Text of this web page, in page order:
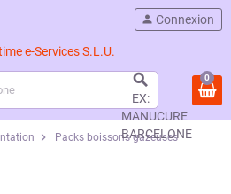

EX:
MANUCURE
BARCELONE
person Connexion
0
chevron_right Packs boissons gazeuses